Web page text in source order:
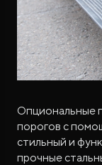
Опциональные
порогов с
стильный и
прочные